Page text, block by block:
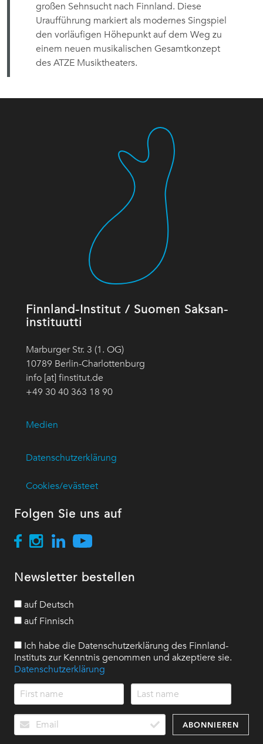
großen Sehnsucht nach Finnland. Diese
Uraufführung markiert als modernes Singspiel
den vorläufigen Höhepunkt auf dem Weg zu
einem neuen musikalischen Gesamtkonzept
des ATZE Musiktheaters.
Finnland-Institut / Suomen Saksan-
instituutti
Marburger Str. 3 (1. OG)
10789 Berlin-Charlottenburg
info [at] finstitut.de
+49 30 40 363 18 90
Medien
Datenschutzerklärung
Cookies/evästeet
Folgen Sie uns auf
Newsletter bestellen
auf Deutsch
auf Finnisch
Ich habe die Datenschutzerklärung des Finnland-
Instituts zur Kenntnis genommen und akzeptiere sie.
Datenschutzerklärung
ABONNIEREN